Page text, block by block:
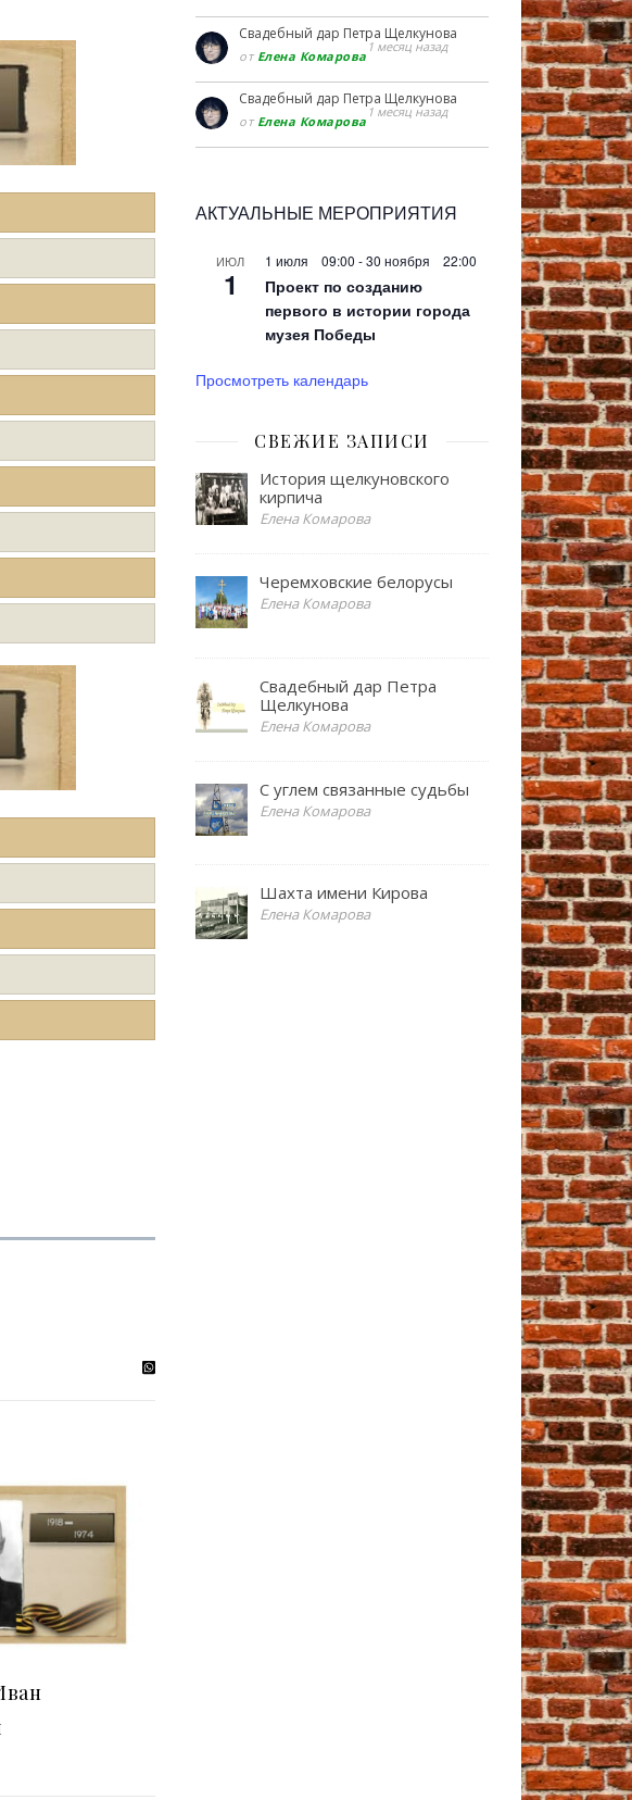
Свадебный дар Петра Щелкунова
от Елена Комарова
1 месяц назад
Свадебный дар Петра Щелкунова
от Елена Комарова
1 месяц назад
АКТУАЛЬНЫЕ МЕРОПРИЯТИЯ
ИЮЛ
1
1 июля 09:00 -30 ноября 22:00
Проект по созданию
первого в истории города
музея Победы
Просмотреть календарь
СВЕЖИЕ ЗАПИСИ
История щелкуновского
кирпича
Елена Комарова
Черемховские белорусы
Елена Комарова
Свадебный дар Петра
Щелкунова
Елена Комарова
С углем связанные судьбы
Елена Комарова
Шахта имени Кирова
Елена Комарова